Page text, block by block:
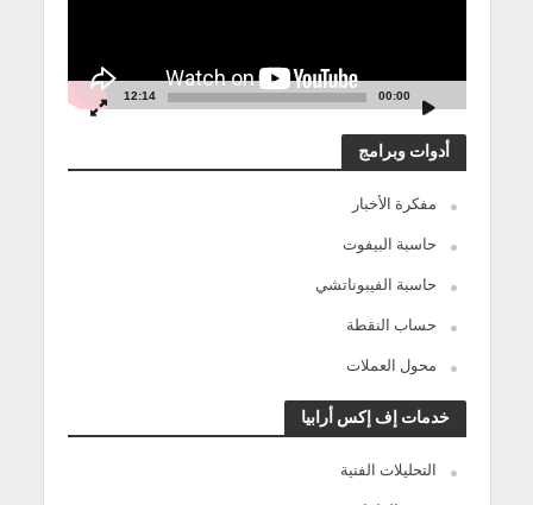
00:00
12:14
أدوات وبرامج
مفكرة الأخبار
حاسبة البيفوت
حاسبة الفيبوناتشي
حساب النقطة
محول العملات
خدمات إف إكس أرابيا
التحليلات الفنية